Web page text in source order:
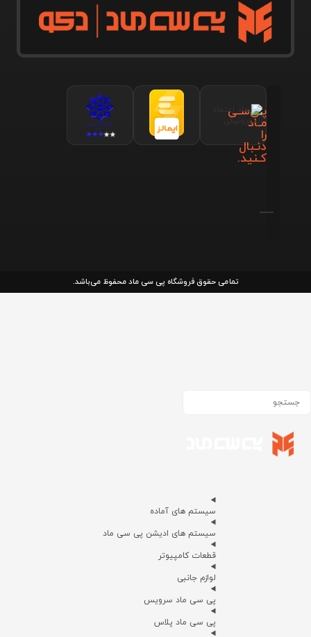
پـی‌سـی
مـاد
را
دنـبال
کـنید.
تمامی حقوق فروشگاه پی سی ماد محفوظ می‌باشد.
سیستم های آماده
سیستم های ادیشن پی سی ماد
قطعات کامپیوتر
لوازم جانبی
پی سی ماد سرویس
پی سی ماد پلاس